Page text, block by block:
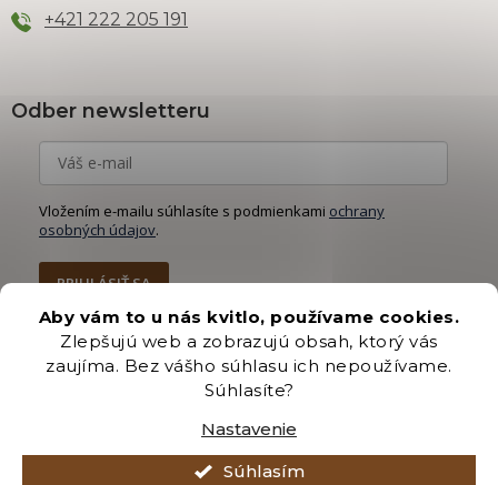
Aby vám to u nás kvitlo, používame cookies.
Zlepšujú web a zobrazujú obsah, ktorý vás
zaujíma. Bez vášho súhlasu ich nepoužívame.
Súhlasíte?
Nastavenie
Súhlasím
+421 222 205 191
Odber newsletteru
Vložením e-mailu súhlasíte s podmienkami ochrany
osobných údajov.
PRIHLÁSIŤ SA
Vytvoril Shoptet Premium
Záhradníctvo Brozany